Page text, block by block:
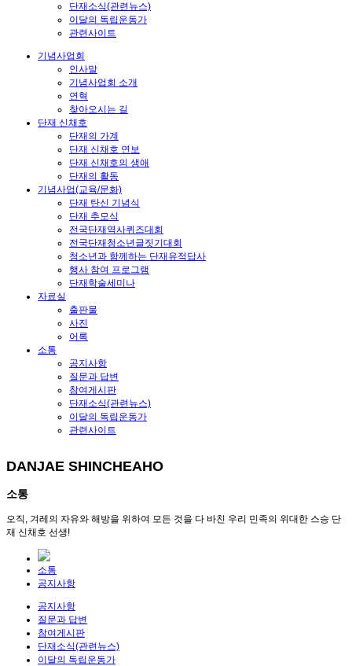
단재소식(관련뉴스)
이달의 독립운동가
관련사이트
기념사업회
인사말
기념사업회 소개
연혁
찾아오시는 길
단재 신채호
단재의 가계
단재 신채호 연보
단재 신채호의 생애
단재의 활동
기념사업(교육/문화)
단재 탄신 기념식
단재 추모식
전국단재역사퀴즈대회
전국단재청소년글짓기대회
청소년과 함께하는 단재유적답사
행사 참여 프로그램
단재학술세미나
자료실
출판물
사진
어록
소통
공지사항
질문과 답변
참여게시판
단재소식(관련뉴스)
이달의 독립운동가
관련사이트
DANJAE SHINCHEAHO
소통
오직, 겨레의 자유와 해방을 위하여 모든 것을 다 바친 우리 민족의 위대한 스승 단
재 신채호 선생!
소통
공지사항
공지사항
질문과 답변
참여게시판
단재소식(관련뉴스)
이달의 독립운동가